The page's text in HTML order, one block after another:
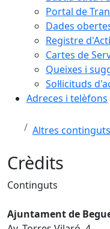
Portal de
Dades
Registre
Cartes de
Queixes i
Sol·licituds
Adreces i telèfons
Altres continguts
Crèdits
Continguts
Ajuntament de